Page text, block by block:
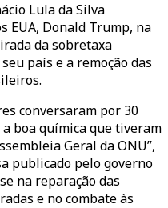
Lula da Silva
EUA, Donald Trump, na
da sobretaxa
país e a remoção das
conversaram por 30
boa química que tiveram
Geral da ONU”,
publicado pelo governo
na reparação das
e no combate às